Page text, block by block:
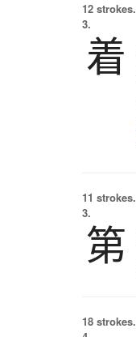
12 strokes.
3.
着
11 strokes.
3.
第
18 strokes.